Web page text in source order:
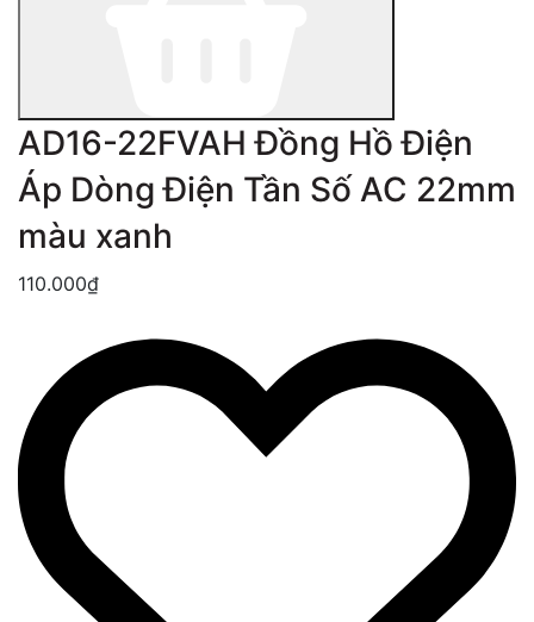
AD16-22FVAH Đồng Hồ Điện
Áp Dòng Điện Tần Số AC 22mm
màu xanh
110.000₫